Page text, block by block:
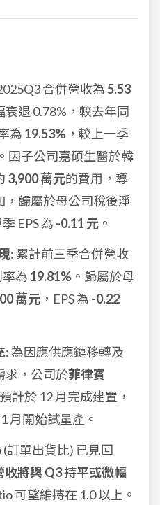
合併營收為5.53
衰退 0.78%，較去年同
為 19.53% ，較上一季
因子公司嘉碩生醫於韓
3,900 萬元的費用，導
，歸屬於母公司稅後淨
季 EPS 為 -0.11 元 。
: 累計前三季合併營收
率為 19.81% 。歸屬於母
萬元 ，EPS 為 -0.22
: 為因應供應鏈移轉及
求，公司於菲律賓
計於 12 月完成建置，
月開始試量產。
(訂單出貨比) 已見回
收將與 Q3 持平或微幅
可望維持在 1.0 以上。